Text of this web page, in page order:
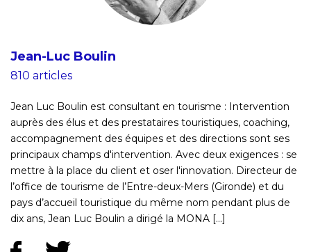
Jean-Luc Boulin
810 articles
Jean Luc Boulin est consultant en tourisme : Intervention
auprès des élus et des prestataires touristiques, coaching,
accompagnement des équipes et des directions sont ses
principaux champs d'intervention. Avec deux exigences : se
mettre à la place du client et oser l'innovation. Directeur de
l’office de tourisme de l’Entre-deux-Mers (Gironde) et du
pays d’accueil touristique du même nom pendant plus de
dix ans, Jean Luc Boulin a dirigé la MONA [...]